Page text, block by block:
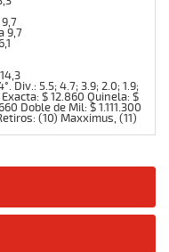
9,7
Div.: 5.5; 4.7; 3.9; 2.0; 1.9;
$ 12.860 Quinela: $
Doble de Mil: $ 1.111.300
(10) Maxximus, (11)